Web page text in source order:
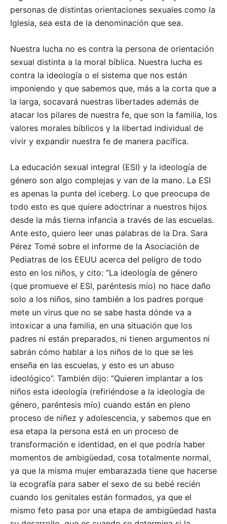
Seguinos
personas de distintas orientaciones sexuales como la
Iglesia, sea esta de la denominación que sea.
Nuestra lucha no es contra la persona de orientación
sexual distinta a la moral bíblica. Nuestra lucha es
contra la ideología o el sistema que nos están
imponiendo y que sabemos que, más a la corta que a
la larga, socavará nuestras libertades además de
atacar los pilares de nuestra fe, que son la familia, los
valores morales bíblicos y la libertad individual de
vivir y expandir nuestra fe de manera pacífica.
La educación sexual integral (ESI) y la ideología de
género son algo complejas y van de la mano. La ESI
es apenas la punta del iceberg. Lo que preocupa de
todo esto es que quiere adoctrinar a nuestros hijos
desde la más tierna infancia a través de las escuelas.
Ante esto, quiero leer unas palabras de la Dra. Sara
Pérez Tomé sobre el informe de la Asociación de
Pediatras de los EEUU acerca del peligro de todo
esto en los niños, y cito: “La ideología de género
(que promueve el ESI, paréntesis mío) no hace daño
solo a los niños, sino también a los padres porque
mete un virus que no se sabe hasta dónde va a
intoxicar a una familia, en una situación que los
padres ni están preparados, ni tienen argumentos ni
sabrán cómo hablar a los niños de lo que se les
enseña en las escuelas, y esto es un abuso
ideológico”. También dijo: “Quieren implantar a los
niños esta ideología (refiriéndose a la ideología de
género, paréntesis mío) cuando están en pleno
proceso de niñez y adolescencia, y sabemos que en
esa etapa la persona está en un proceso de
transformación e identidad, en el que podría haber
momentos de ambigüedad, cosa totalmente normal,
ya que la misma mujer embarazada tiene que hacerse
la ecografía para saber el sexo de su bebé recién
cuando los genitales están formados, ya que el
mismo feto pasa por una etapa de ambigüedad hasta